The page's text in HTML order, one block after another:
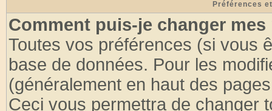
Préférences
Comment puis-je changer mes
Toutes vos préférences (si vous
base de données. Pour les
(généralement en haut des
Ceci vous permettra de changer